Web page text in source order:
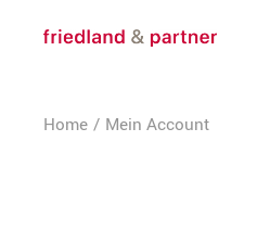
Home Mein Account